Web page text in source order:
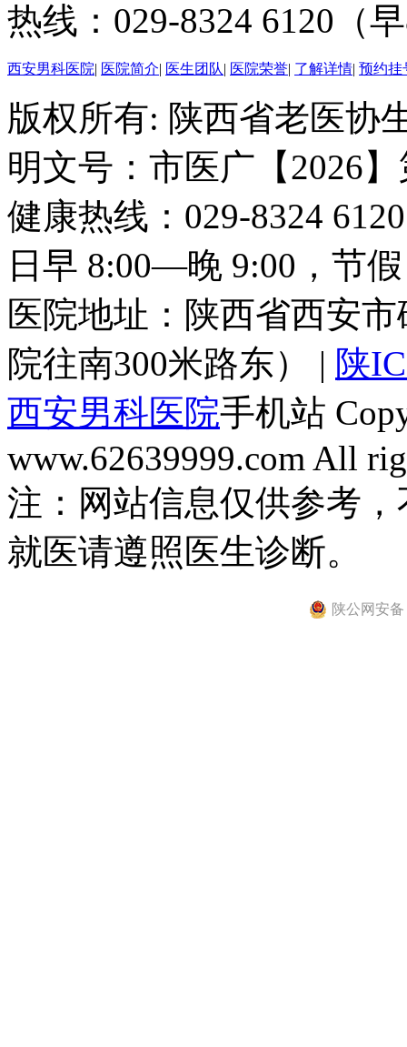
热线：029-8324 6120（
西安男科医院| 医院简介| 医生团队| 医院荣誉| 了解详情| 预约挂
版权所有: 陕西省老医协
明文号：市医广【2026
健康热线：029-8324
日早 8:00—晚 9:00，节
医院地址：陕西省西安
院往南300米路东） | 陕
西安男科医院手机站
www.62639999.com All
注：网站信息仅供参考
就医请遵照医生诊断。
陕公网安备